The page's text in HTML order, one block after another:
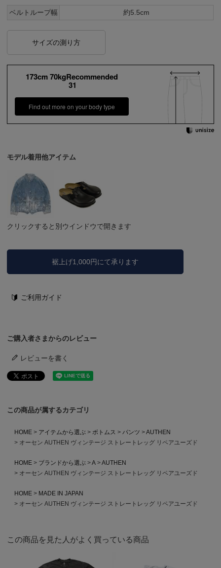
ベルトループ幅 約5.5cm
サイズの測り方
173cm 70kgRecommended
31
Find out more on your body type
モデル着用他アイテム
クリックすると別ウインドウで開きます
裾上げ1,000円にて承ります
ご利用ガイド
ご購入者さまからのレビュー
レビューを書く
この商品が属するカテゴリ
HOME アイテムから選ぶ ボトムス パンツ
AUTHEN
オーセン AUTHEN ヴィンテージ ストレートレッグ リペアユーズド
HOME ブランドから選ぶ A
AUTHEN
オーセン AUTHEN ヴィンテージ ストレートレッグ リペアユーズド
HOME
MADE IN JAPAN
オーセン AUTHEN ヴィンテージ ストレートレッグ リペアユーズド
この商品を見た人がよく買っている商品